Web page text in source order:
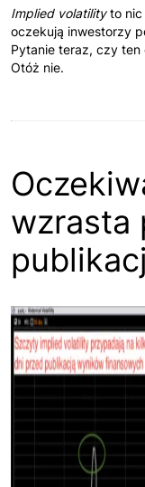
Implied volatilityto nic
oczekują inwestorzy
Pytanie teraz, czy ten
Otóż nie.
wzrasta